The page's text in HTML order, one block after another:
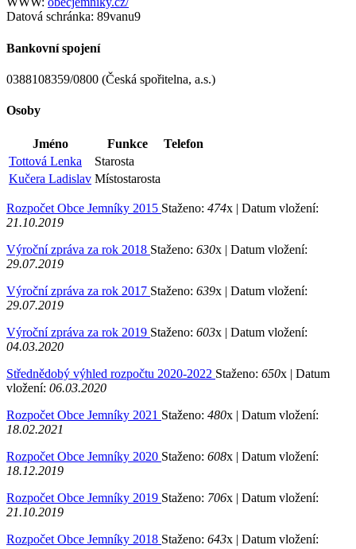
Datová schránka: 89vanu9
Bankovní spojení
0388108359/0800 (Česká spořitelna, a.s.)
Osoby
Jméno Funkce
Telefon
Tottová Lenka
Starosta
Kučera Ladislav Místostarosta
Rozpočet Obce Jemníky 2015 Staženo: 474x | Datum vložení:
21.10.2019
Výroční zpráva za rok 2018 Staženo: 630x | Datum vložení:
29.07.2019
Výroční zpráva za rok 2017 Staženo: 639x | Datum vložení:
29.07.2019
Výroční zpráva za rok 2019 Staženo: 603x | Datum vložení:
04.03.2020
Střednědobý výhled rozpočtu 2020-2022 Staženo: 650x | Datum
vložení: 06.03.2020
Rozpočet Obce Jemníky 2021 Staženo: 480x | Datum vložení:
18.02.2021
Rozpočet Obce Jemníky 2020 Staženo: 608x | Datum vložení:
18.12.2019
Rozpočet Obce Jemníky 2019 Staženo: 706x | Datum vložení:
21.10.2019
Rozpočet Obce Jemníky 2018 Staženo: 643x | Datum vložení: